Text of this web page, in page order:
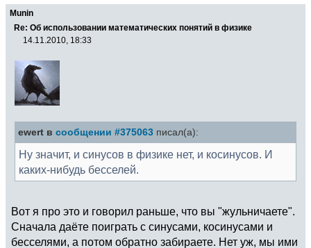
Munin
Re: Об использовании математических понятий в физике
14.11.2010, 18:33
ewert в сообщении #375063 писал(а):
Ну значит, и синусов в физике нет, и косинусов. И
каких-нибудь бесселей.
Вот я про это и говорил раньше, что вы "жульничаете".
Сначала даёте поиграть с синусами, косинусами и
бесселями, а потом обратно забираете. Нет уж, мы ими